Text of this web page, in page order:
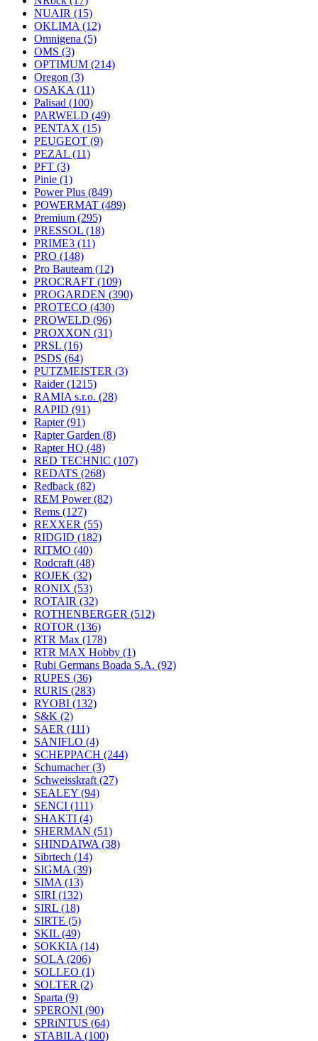
NUAIR (15)
OKLIMA (12)
Omnigena (5)
OMS (3)
OPTIMUM (214)
Oregon (3)
OSAKA (11)
Palisad (100)
PARWELD (49)
PENTAX (15)
PEUGEOT (9)
PEZAL (11)
PFT (3)
Pinie (1)
Power Plus (849)
POWERMAT (489)
Premium (295)
PRESSOL (18)
PRIME3 (11)
PRO (148)
Pro Bauteam (12)
PROCRAFT (109)
PROGARDEN (390)
PROTECO (430)
PROWELD (96)
PROXXON (31)
PRSL (16)
PSDS (64)
PUTZMEISTER (3)
Raider(1215)
RAMIA s.r.o. (28)
RAPID (91)
Rapter(91)
Rapter Garden (8)
Rapter HQ (48)
RED TECHNIC (107)
REDATS (268)
Redback (82)
REM Power(82)
Rems (127)
REXXER (55)
RIDGID (182)
RITMO (40)
Rodcraft (48)
ROJEK (32)
RONIX (53)
ROTAIR (32)
ROTHENBERGER (512)
ROTOR (136)
RTR Max (178)
RTR MAX Hobby (1)
Rubi Germans Boada S.A. (92)
RUPES (36)
RURIS (283)
RYOBI (132)
S&K (2)
SAER (111)
SANIFLO (4)
SCHEPPACH (244)
Schumacher(3)
Schweisskraft (27)
SEALEY (94)
SENCI (111)
SHAKTI (4)
SHERMAN (51)
SHINDAIWA (38)
Sibrtech (14)
SIGMA (39)
SIMA (13)
SIRI (132)
SIRL (18)
SIRTE (5)
SKIL (49)
SOKKIA (14)
SOLA (206)
SOLLEO (1)
SOLTER (2)
Sparta (9)
SPERONI (90)
SPRiNTUS (64)
STABILA (100)